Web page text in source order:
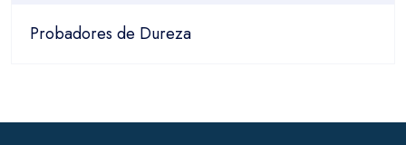
Probadores de Dureza